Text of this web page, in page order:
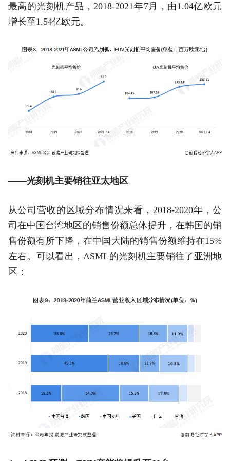
最高的光刻机产品，2018-2021年7月，由1.04亿欧元
增长至1.54亿欧元。
——光刻机主要销往亚太地区
从公司营收的区域分布情况来看，2018-2020年，公
司在中国台湾地区的销售份额总体提升，在韩国的销
售份额有所下降，在中国大陆的销售份额维持在15%
左右。可以看出，ASML的光刻机主要销往了亚洲地
区：